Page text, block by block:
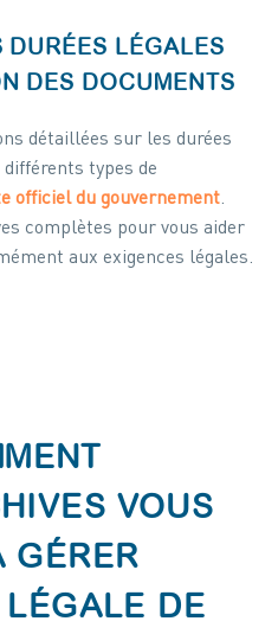
DURÉES LÉGALES
DES DOCUMENTS
détaillées sur les durées
différents types de
officiel du gouvernement.
complètes pour vous aider
aux exigences légales.
VOUS
GÉRER
DE